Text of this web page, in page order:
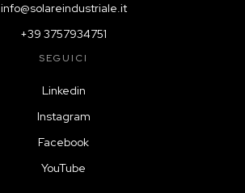
info@solareindustriale.it
+39 3757934751
SEGUICI
Linkedin
Instagram
Facebook
YouTube